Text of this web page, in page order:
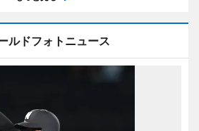
ルドフォトニュース